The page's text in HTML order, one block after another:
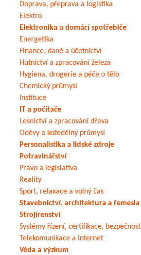
Doprava, přeprava a logistika
Elektro
Elektronika a domácí spotřebiče
Energetika
Finance, daně a účetnictví
Hutnictví a zpracování železa
Hygiena, drogerie a péče o tělo
Chemický průmysl
Instituce
IT a počítače
Lesnictví a zpracování dřeva
Oděvy a kožedělný průmysl
Personalistika a lidské zdroje
Potravinářství
Právo a legislativa
Reality
Sport, relaxace a volný čas
Stavebnictví, architektura a řemesla
Strojírenství
Systémy řízení, certifikace, bezpečnost
Telekomunikace a internet
Věda a výzkum